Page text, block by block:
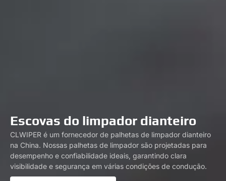
Escovas do limpador dianteiro
CLWIPER é um fornecedor de palhetas de limpador dianteiro
na China. Nossas palhetas de limpador são projetadas para
desempenho e confiabilidade ideais, garantindo clara
visibilidade e segurança em várias condições de condução.